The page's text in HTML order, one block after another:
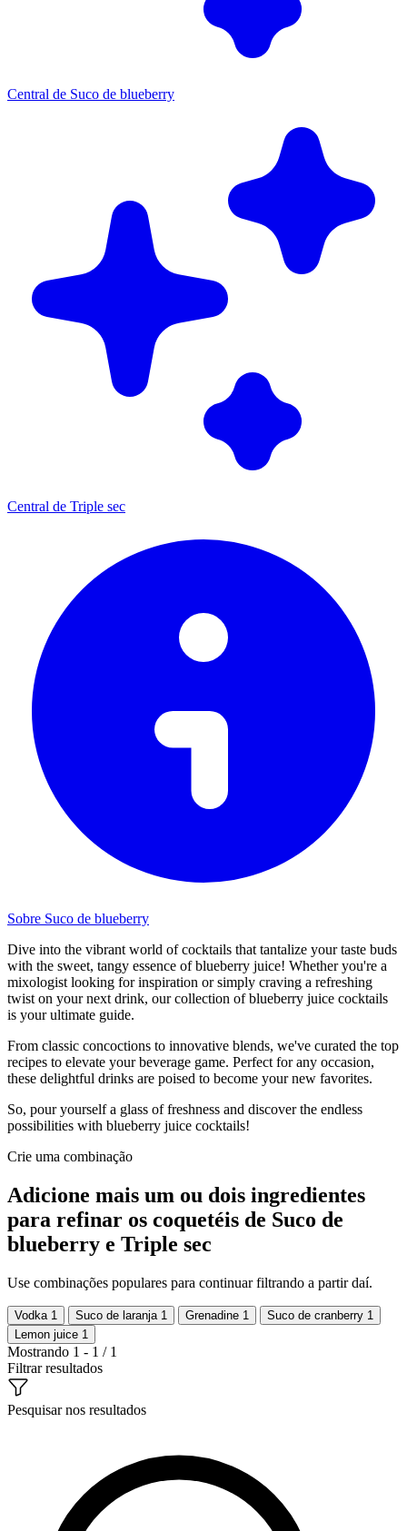
Central de Suco de blueberry
Central de Triple sec
Sobre Suco de blueberry
Dive into the vibrant world of cocktails that tantalize your taste buds
with the sweet, tangy essence of blueberry juice! Whether you're a
mixologist looking for inspiration or simply craving a refreshing
twist on your next drink, our collection of blueberry juice cocktails
is your ultimate guide.
From classic concoctions to innovative blends, we've curated the top
recipes to elevate your beverage game. Perfect for any occasion,
these delightful drinks are poised to become your new favorites.
So, pour yourself a glass of freshness and discover the endless
possibilities with blueberry juice cocktails!
Crie uma combinação
Adicione mais um ou dois ingredientes
para refinar os coquetéis de Suco de
blueberry e Triple sec
Use combinações populares para continuar filtrando a partir daí.
Vodka 1 Suco de laranja 1 Grenadine 1 Suco de cranberry 1
Lemon juice 1
Mostrando 1 - 1 / 1
Filtrar resultados
Pesquisar nos resultados